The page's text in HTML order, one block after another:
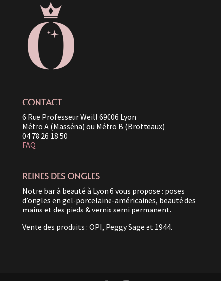
CONTACT
6 Rue Professeur Weill 69006 Lyon
Métro A (Masséna) ou Métro B (Brotteaux)
04 78 26 18 50
FAQ
REINES DES ONGLES
Notre bar à beauté à Lyon 6 vous propose : poses
d’ongles en gel-porcelaine-américaines, beauté des
mains et des pieds & vernis semi permanent.
Vente des produits : OPI, Peggy Sage et 1944.